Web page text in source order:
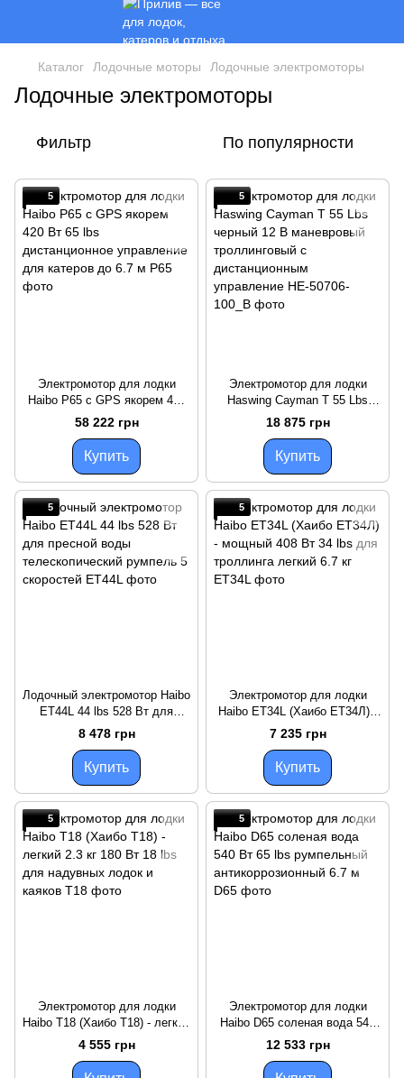
Каталог Лодочные моторы Лодочные электромоторы
Лодочные электромоторы
Фильтр По популярности
5
Электромотор для лодки
Haibo P65 с GPS якорем 420
Вт 65 lbs дистанционное
управление для катеров до
58 222 грн
Купить
5
Электромотор для лодки
Haswing Cayman T 55 Lbs
черный 12 В маневровый
троллинговый с
дистанционным управление
18 875 грн
Купить
5
Лодочный электромотор Haibo
ET44L 44 lbs 528 Вт для
пресной воды
телескопический румпель 5
скоростей
8 478 грн
Купить
5
Электромотор для лодки
Haibo ET34L (Хаибо ЕТ34Л) -
мощный 408 Вт 34 lbs для
троллинга легкий 6.7 кг
7 235 грн
Купить
5
Электромотор для лодки
Haibo T18 (Хаибо Т18) - легкий
2.3 кг 180 Вт 18 lbs для
надувных лодок и каяков
4 555 грн
5
Электромотор для лодки
Haibo D65 соленая вода 540
Вт 65 lbs румпельный
антикоррозионный 6.7 м
12 533 грн